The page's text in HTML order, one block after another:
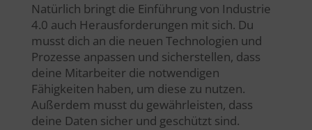
Natürlich bringt die Einführung von Industrie
4.0 auch Herausforderungen mit sich. Du
musst dich an die neuen Technologien und
Prozesse anpassen und sicherstellen, dass
deine Mitarbeiter die notwendigen
Fähigkeiten haben, um diese zu nutzen.
Außerdem musst du gewährleisten, dass
deine Daten sicher und geschützt sind.